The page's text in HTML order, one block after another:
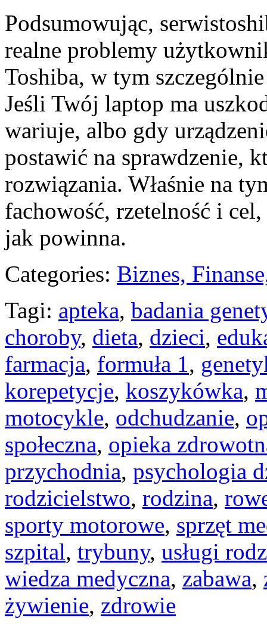
Podsumowując,
realne problemy
Toshiba, w tym
Jeśli Twój laptop ma
wariuje, albo gdy
postawić na sprawdzenie,
rozwiązania. Właśnie na
fachowość, rzetelność i cel,
jak powinna.
Categories: Biznes,
Tagi: apteka, badania
choroby, dieta, dzieci,
farmacja, formuła 1,
korepetycje, koszykówka,
motocykle, odchudzanie,
społeczna, opieka
przychodnia, psychologia
rodzicielstwo, rodzina,
sporty motorowe, sprzęt
szpital, trybuny, usługi
wiedza medyczna, zabawa,
żywienie, zdrowie